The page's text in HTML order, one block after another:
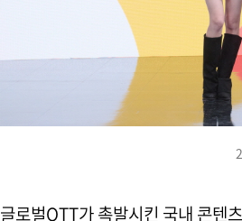
글로벌OTT가 촉발시킨 국내 콘텐